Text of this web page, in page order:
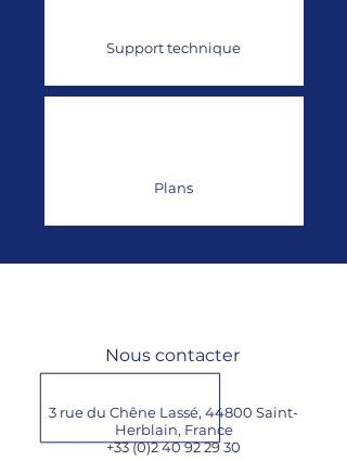
Support technique
Plans
3 rue du Chêne Lassé, 44800 Saint-
Herblain, France
+33 (0)2 40 92 29 30
Nous contacter